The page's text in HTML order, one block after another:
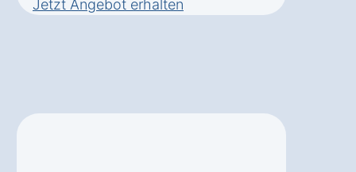
Jetzt Angebot erhalten